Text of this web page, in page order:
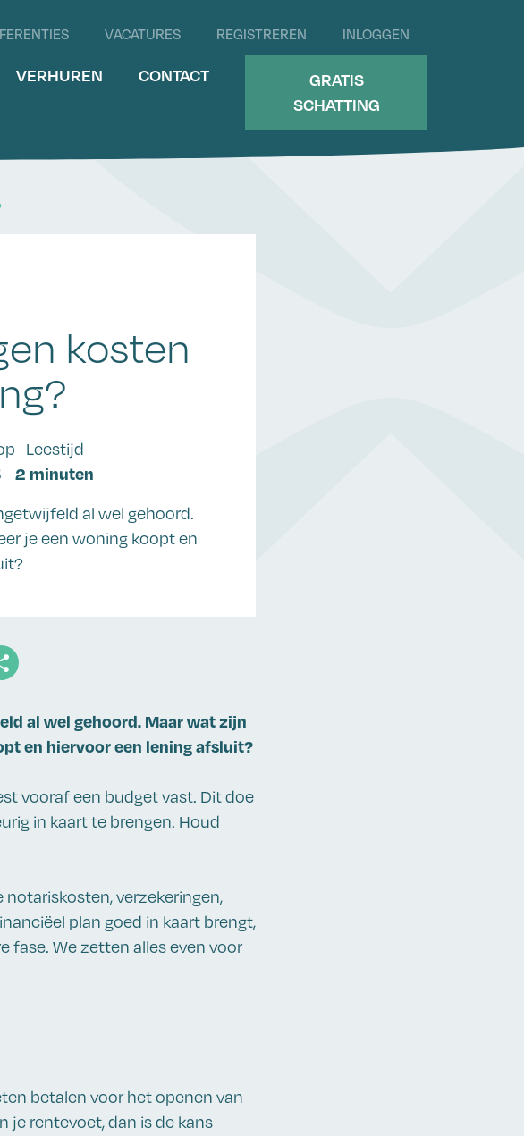
VACATURES REGISTREREN INLOGGEN
VERHUREN CONTACT
GRATIS
SCHATTING
kosten
Leestijd
2 minuten
al wel gehoord.
je een woning koopt en
al wel gehoord. Maar wat zijn
en hiervoor een lening afsluit?
vooraf een budget vast. Dit doe
in kaart te brengen. Houd
verzekeringen,
plan goed in kaart brengt,
fase. We zetten alles even voor
betalen voor het openen van
je rentevoet, dan is de kans